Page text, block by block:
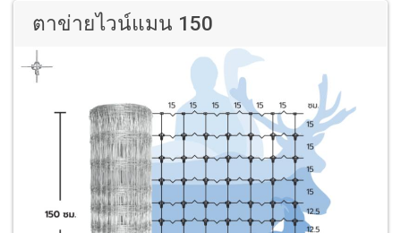
ตาข่ายไวน์แมน 150